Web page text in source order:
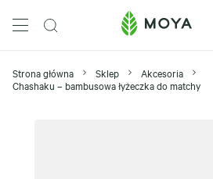
Strona główna Sklep
Akcesoria
Chashaku – bambusowa łyżeczka do matchy